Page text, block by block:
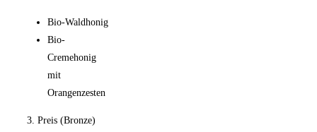
Bio-Waldhonig
Bio-
Cremehonig
mit
Orangenzesten
3. Preis (Bronze)